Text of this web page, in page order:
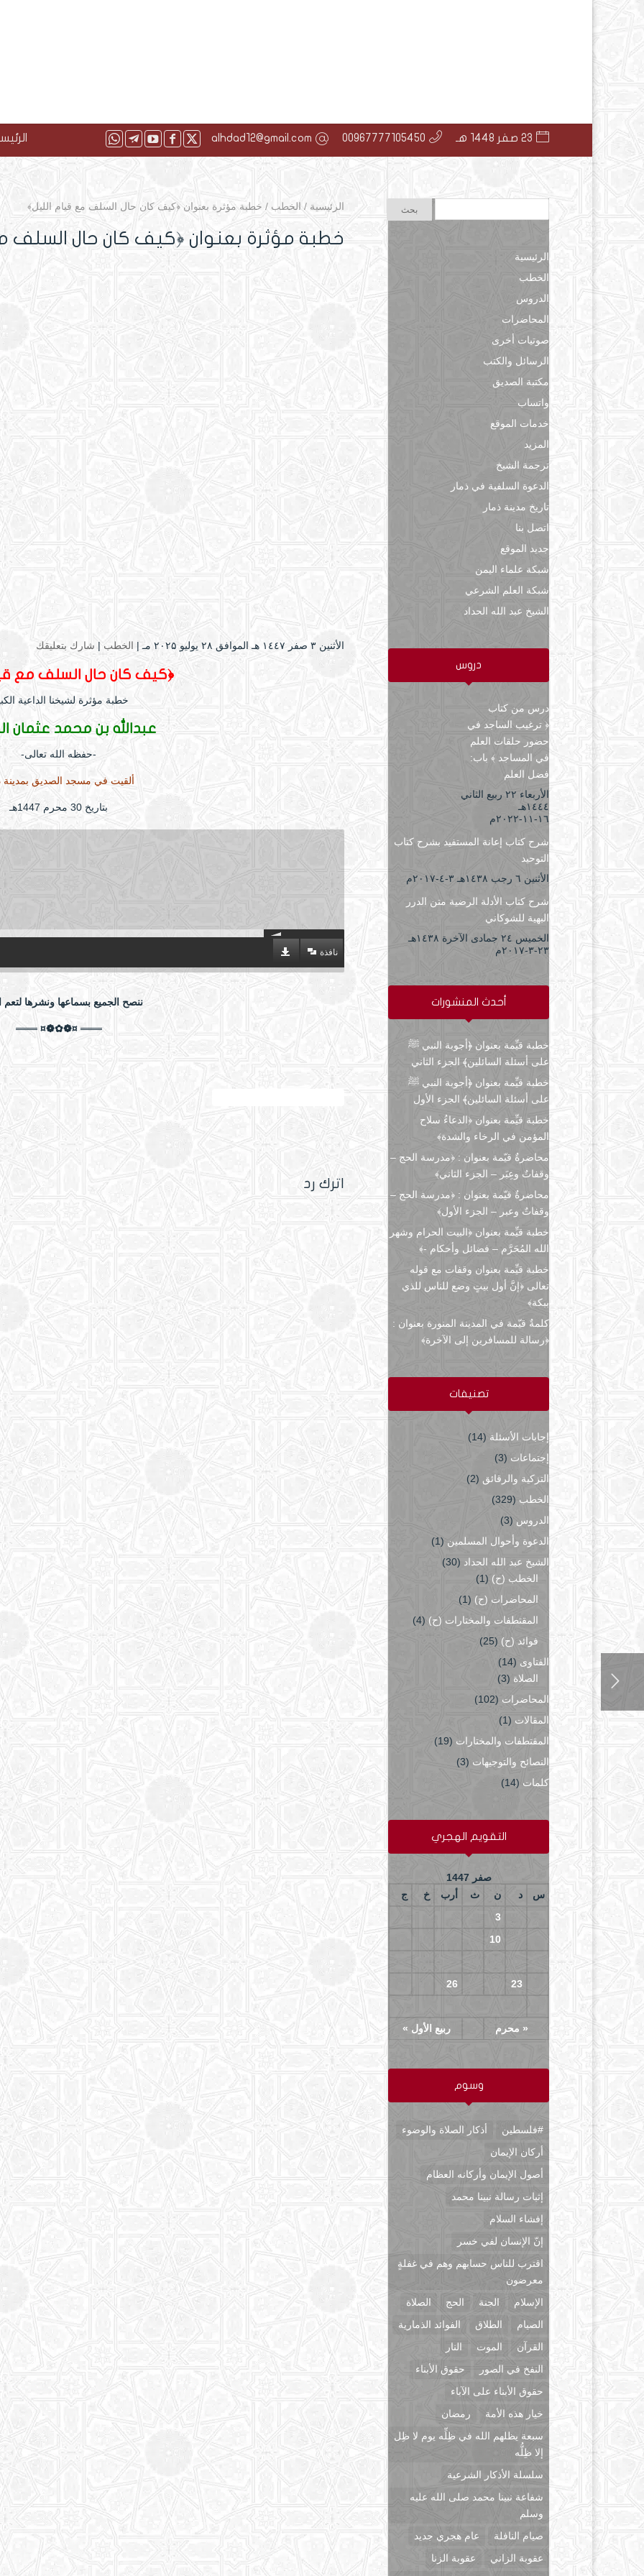
23 صفر 1448 هـ 00967777105450
alhdad12@gmail.com
الرئيسية / الخطب / خطبة مؤثرة بعنوان ﴿كيف كان حال السلف مع قيام الليل﴾
خطبة مؤثرة بعنوان ﴿كيف كان حال السلف
الأثنين ۳ صفر ۱٤٤۷ هـ الموافق ۲۸ يوليو ۲۰۲۵ مـ | الخطب | شارك بتعليقك
﴿كيف كان حال السلف مع
خطبة مؤثرة لشيخنا الداعية
عبدالله بن محمد عثمان
-حفظه الله تعالى-
ألقيت في مسجد الصديق بمدينة
بتاريخ 30 محرم 1447هـ
نافذة
ننصح الجميع بسماعها ونشرها لتعم
═══ ¤❁✿❁¤ ═══
اترك رد
الرئيسية
الخطب
الدروس
المحاضرات
صوتيات أخرى
الرسائل والكتب
مكتبة الصديق
واتساب
خدمات الموقع
المزيد
ترجمة الشيخ
الدعوة السلفية في ذمار
تاريخ مدينة ذمار
اتصل بنا
جديد الموقع
شبكة علماء اليمن
شبكة العلم الشرعي
الشيخ عبد الله الحداد
دروس
درس من كتاب
﴿ ترغيب الساجد في
حضور حلقات العلم
في المساجد ﴾ باب:
فضل العلم
الأربعاء ۲۲ ربيع الثاني
۱٤٤٤هـ
۱٦-۱۱-۲۰۲۲م
شرح كتاب إعانة المستفيد بشرح كتاب
التوحيد
الأثنين ٦ رجب ۱٤۳۸هـ ۳-٤-۲۰۱۷م
شرح كتاب الأدلة الرضية متن الدرر
البهية للشوكاني
الخميس ۲٤ جمادى الآخرة ۱٤۳۸هـ
۲۳-۳-۲۰۱۷م
أحدث المنشورات
خطبة قيِّمة بعنوان ﴿أجوبة النبي ﷺ
على أسئلة السائلين﴾ الجزء الثاني
خطبة قيِّمة بعنوان ﴿أجوبة النبي ﷺ
على أسئلة السائلين﴾ الجزء الأول
خطبة قيِّمة بعنوان ﴿الدعاءُ سلاح
المؤمن في الرخاء والشدة﴾
محاضرةٌ قيّمة بعنوان : ﴿مدرسة الحج –
وقفاتٌ وعِبَر – الجزء الثاني﴾
محاضرةٌ قيّمة بعنوان : ﴿مدرسة الحج –
وقفاتٌ وعبر – الجزء الأول﴾
خطبة قيِّمة بعنوان ﴿البيت الحرام وشهر
الله المُحَرَّم – فضائل وأحكام -﴾
خطبة قيِّمة بعنوان وقفات مع قوله
تعالى ﴿إنَّ أول بيتٍ وضع للناس للذي
ببكة﴾
كلمةٌ قيّمة في المدينة المنورة بعنوان :
﴿رسالة للمسافرين إلى الآخرة﴾
تصنيفات
إجابات الأسئلة (14)
إجتماعات (3)
التزكية والرقائق (2)
الخطب (329)
الدروس (3)
الدعوة وأحوال المسلمين (1)
الشيخ عبد الله الحداد (30)
الخطب (ح) (1)
المحاضرات (ح) (1)
المقتطفات والمختارات (ح) (4)
فوائد (ح) (25)
الفتاوى (14)
الصلاة (3)
المحاضرات (102)
المقالات (1)
المقتطفات والمختارات (19)
النصائح والتوجيهات (3)
كلمات (14)
التقويم الهجري
صفر 1447
س
د ن ث أرب خ ج
« محرم ربيع الأول »
3
10
23
26
وسوم
#فلسطين
أذكار الصلاة والوضوء
أركان الإيمان
أصول الإيمان وأركانه العظام
إثبات رسالة نبينا محمد
إفشاء السلام
إنّ الإنسان لفي خسر
اقترب للناس حسابهم وهم في غفلةٍ
معرضون
الإسلام
الجنة الحج
الصلاة
الصيام
الطلاق
الفوائد الذمارية
القرآن
الموت
النار
النفخ في الصور
حقوق الأبناء
حقوق الأبناء على الآباء
خيار هذه الأمة
رمضان
سبعة يظلهم الله في ظِلِّه يوم لا ظِل
إلا ظِلُّه
سلسلة الأذكار الشرعية
شفاعة نبينا محمد صلى الله عليه
وسلم
صيام النافلة
عام هجري جديد
عقوبة الزاني
عقوبة الزنا